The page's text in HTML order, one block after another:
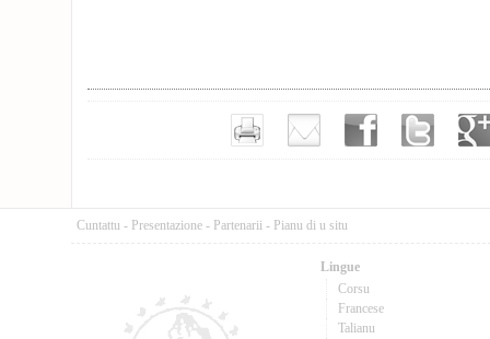
Cuntattu - Presentazione - Partenarii - Pianu di u situ
Lingue
Corsu
Francese
Talianu